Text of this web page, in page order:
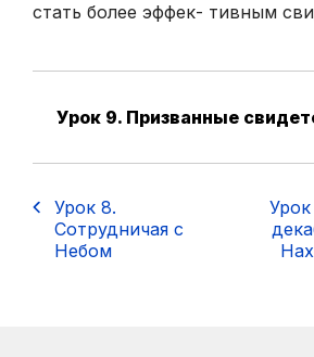
стать более эффек- тивным
Урок 9. Призванные
Урок 8.
Сотрудничая с
Небом